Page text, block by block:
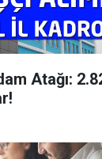
Atağı: